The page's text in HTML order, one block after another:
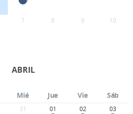
7 8 9 10
ABRIL
Mié Jue Vie Sáb
31 01 02 03